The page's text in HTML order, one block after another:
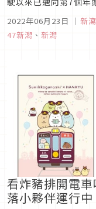
透過其欣賞山與海的
乘雪月花號列車不僅
2022年06月23日 ｜ 新瀉
47新潟 、 新潟
看炸豬排開電
落小夥伴運行中